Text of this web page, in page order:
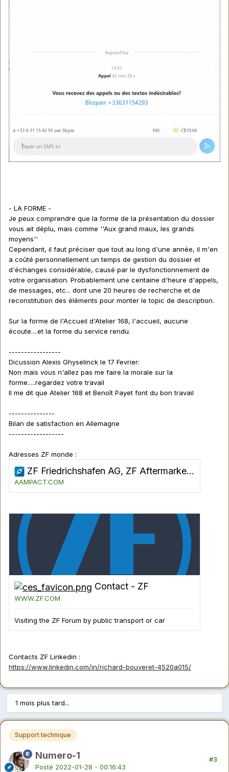
- LA FORME -
Je peux comprendre que la forme de la présentation du dossier
vous ait déplu, mais comme ''Aux grand maux, les grands
moyens''
Cependant, il faut préciser que tout au long d'une année, il m'en
a coûté personnellement un temps de gestion du dossier et
d'échanges considérable, causé par le dysfonctionnement de
votre organisation. Probablement une centaine d'heure d'appels,
de messages, etc... dont une 20 heures de recherche et de
reconstitution des éléments pour monter le topic de description.
Sur la forme de l'Accueil d'Atelier 168, l'accueil, aucune
écoute....et la forme du service rendu.
-----------------
Dicussion Alexis Ghyselinck le 17 Fevrier:
Non mais vous n'allez pas me faire la morale sur la
forme.....regardez votre travail
Il me dit que Atelier 168 et Benoît Payet font du bon travail
---------------
Bilan de satisfaction en Allemagne
------------------
Adresses ZF monde :
ZF Friedrichshafen AG, ZF Aftermarket - AAMPACT e.V.
AAMPACT.COM
Contact - ZF
WWW.ZF.COM
Visiting the ZF Forum by public transport or car
Contacts ZF Linkedin :
https://www.linkedin.com/in/richard-bouveret-4520a015/
1 mois plus tard...
Support technique
Numero-1
Posté 2022-01-28 - 00:16:43
#3